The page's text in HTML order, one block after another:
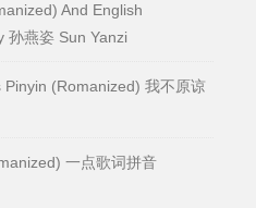
And English
孙燕姿 Sun Yanzi
(Romanized) 我不原谅
一点歌词拼音